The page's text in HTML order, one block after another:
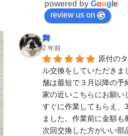
powered by Goog e
review us on
舞
2 年前
原付の
ル交換をしていただきま
舗は最短で３月以降の予
家の近いこちらにお願い
すぐに作業してもらえ、
ました。作業前に金額も
次回交換した方がいい部